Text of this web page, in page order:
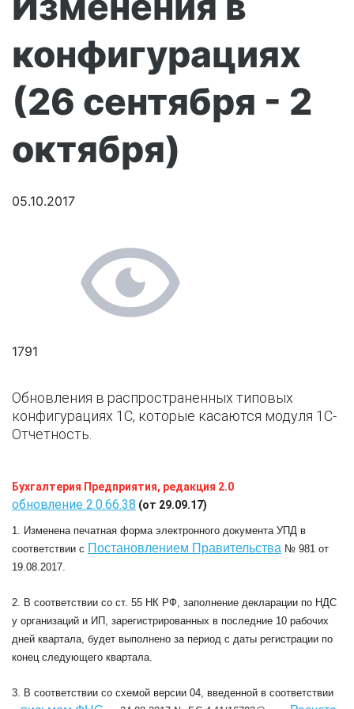
конфигурациях
(26 сентября - 2
октября)
05.10.2017
1791
Обновления в распространенных типовых
конфигурациях 1C, которые касаются модуля 1С-
Отчетность.
Бухгалтерия Предприятия, редакция 2.0
обновление 2.0.66.38 (от 29.09.17)
1. Изменена печатная форма электронного документа УПД в
соответствии с Постановлением Правительства № 981 от
19.08.2017.
2. В соответствии со ст. 55 НК РФ, заполнение декларации по НДС
у организаций и ИП, зарегистрированных в последние 10 рабочих
дней квартала, будет выполнено за период с даты регистрации по
конец следующего квартала.
3. В соответствии со схемой версии 04, введенной в соответствии